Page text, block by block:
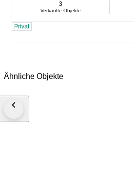
3
Verkaufte Objekte
Privat
Ähnliche Objekte